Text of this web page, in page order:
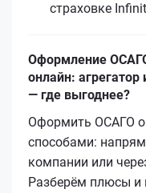
страховке
Оформление
онлайн: агрегатор
— где выгоднее?
Оформить ОСАГО
способами:
компании или
Разберём плюсы и